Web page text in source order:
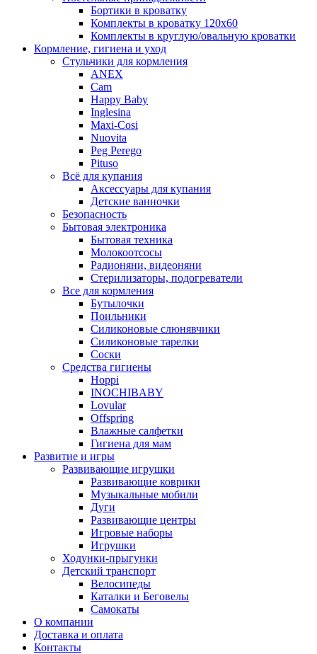
Бортики в кроватку
Комплекты в кроватку 120x60
Комплекты в круглую/овальную кроватки
Кормление, гигиена и уход
Стульчики для кормления
ANEX
Cam
Happy Baby
Inglesina
Maxi-Cosi
Nuovita
Peg Perego
Pituso
Всё для купания
Аксессуары для купания
Детские ванночки
Безопасность
Бытовая электроника
Бытовая техника
Молокоотсосы
Радионяни, видеоняни
Стерилизаторы, подогреватели
Все для кормления
Бутылочки
Поильники
Силиконовые слюнявчики
Силиконовые тарелки
Соски
Средства гигиены
Hoppi
INOCHIBABY
Lovular
Offspring
Влажные салфетки
Гигиена для мам
Развитие и игры
Развивающие игрушки
Развивающие коврики
Музыкальные мобили
Дуги
Развивающие центры
Игровые наборы
Игрушки
Ходунки-прыгунки
Детский транспорт
Велосипеды
Каталки и Беговелы
Самокаты
О компании
Доставка и оплата
Контакты